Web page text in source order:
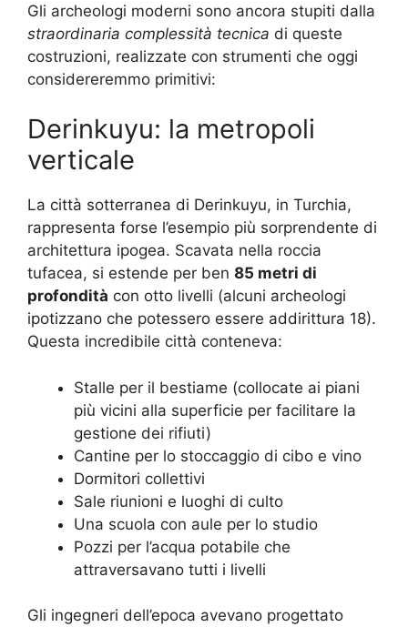
Gli archeologi moderni sono ancora stupiti dalla
straordinaria complessità tecnica di queste
costruzioni, realizzate con strumenti che oggi
considereremmo primitivi:
Derinkuyu: la metropoli
verticale
La città sotterranea di Derinkuyu, in Turchia,
rappresenta forse l’esempio più sorprendente di
architettura ipogea. Scavata nella roccia
tufacea, si estende per ben 85 metri di
profondità con otto livelli (alcuni archeologi
ipotizzano che potessero essere addirittura 18).
Questa incredibile città conteneva:
Stalle per il bestiame (collocate ai piani
più vicini alla superficie per facilitare la
gestione dei rifiuti)
Cantine per lo stoccaggio di cibo e vino
Dormitori collettivi
Sale riunioni e luoghi di culto
Una scuola con aule per lo studio
Pozzi per l’acqua potabile che
attraversavano tutti i livelli
Gli ingegneri dell’epoca avevano progettato